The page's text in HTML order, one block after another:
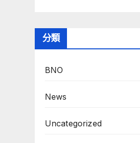
分類
BNO
News
Uncategorized